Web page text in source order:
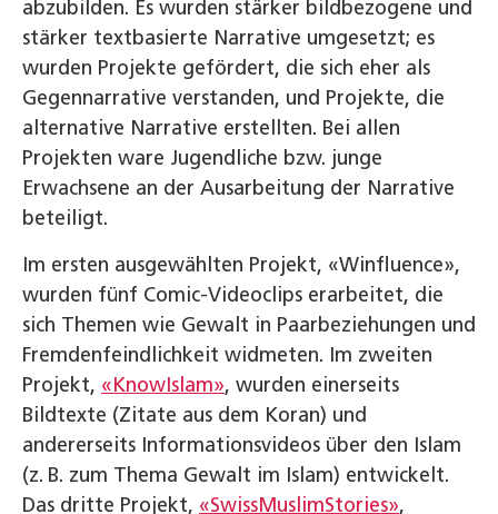
abzubilden. Es ­wurden stärker bildbezogene und
stärker textbasierte Narra­tive umgesetzt; es
wurden Projekte gefördert, die sich eher als
Gegennarrative verstanden, und Projekte, die
alternative Narrative erstellten. Bei allen
Projekten ware Jugendliche bzw. junge
Erwachsene an der Ausarbeitung der Narrative
beteiligt.
Im ersten ausgewählten Projekt, «Winfluence»,
wurden fünf Comic-­Videoclips erarbeitet, die
sich Themen wie Gewalt in Paarbeziehungen und
Fremdenfeindlichkeit widmeten. Im zweiten
Projekt, «KnowIslam», wurden einerseits
Bildtexte (Zitate aus dem Koran) und
andererseits Informationsvideos über den Islam
(z. B. zum Thema Gewalt im Islam) entwickelt.
Das dritte Projekt, «SwissMuslimStories»,